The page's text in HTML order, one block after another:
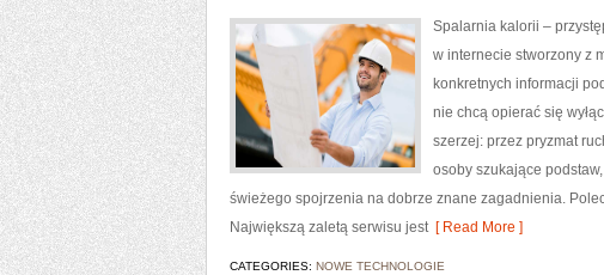
Spalarnia kalorii –
w internecie stworzony z
konkretnych informacji
nie chcą opierać się
szerzej: przez pryzmat
osoby szukające
świeżego spojrzenia na dobrze znane zagadnienia.
Największą zaletą serwisu jest[ Read More ]
CATEGORIES: NOWE TECHNOLOGIE